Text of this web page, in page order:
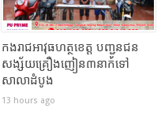
កងរាជឣាវុធហត្ថខេត្ត បញ្ជូនជន
សង្ស័យគ្រឿងញៀន៣នាក់ទៅ
សាលាដំបូង
13 hours ago